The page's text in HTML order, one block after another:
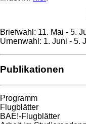
Briefwahl: 11. Mai - 5.
Urnenwahl: 1. Juni - 5.
Publikationen
Programm
Flugblätter
BAE!-Flugblätter